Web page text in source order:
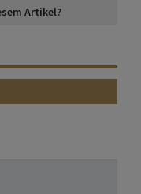
Artikel?